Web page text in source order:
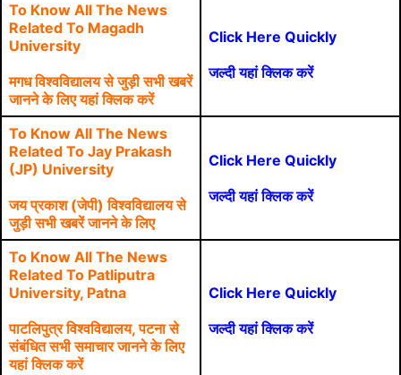
To Know All The News
Related To Magadh
University
मगध विश्वविद्यालय से जुड़ी सभी खबरें
जानने के लिए यहां क्लिक करें
Click Here Quickly
जल्दी यहां क्लिक करें
To Know All The News
Related To Jay Prakash
(JP) University
जय प्रकाश (जेपी) विश्वविद्यालय से
जुड़ी सभी खबरें जानने के लिए
Click Here Quickly
जल्दी यहां क्लिक करें
To Know All The News
Related To Patliputra
University, Patna
पाटलिपुत्र विश्वविद्यालय, पटना से
संबंधित सभी समाचार जानने के लिए
यहां क्लिक करें
Click Here Quickly
जल्दी यहां क्लिक करें